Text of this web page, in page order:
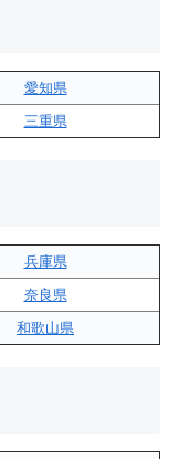
愛知県
三重県
兵庫県
奈良県
和歌山県